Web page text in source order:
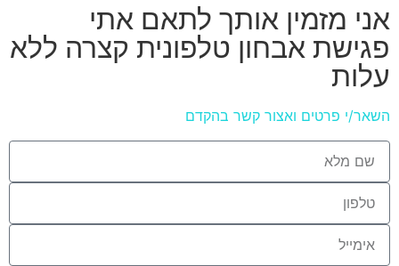
אני מזמין אותך לתאם אתי
פגישת אבחון טלפונית קצרה ללא
עלות
השאר/י פרטים ואצור קשר בהקדם